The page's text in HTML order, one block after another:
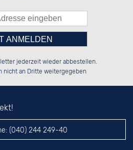
Bitte tragen Sie die Zahl in
das nebenstehende Feld ein.
jederzeit wieder abbestellen.
nicht an Dritte weitergegeben
(040) 244 249-40